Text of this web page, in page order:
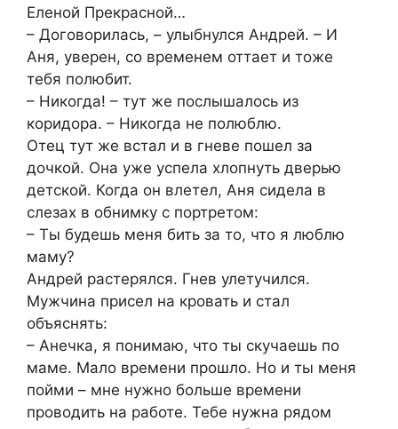
Еленой Прекрасной…
– Договорилась, – улыбнулся Андрей. – И
Аня, уверен, со временем оттает и тоже
тебя полюбит.
– Никогда! – тут же послышалось из
коридора. – Никогда не полюблю.
Отец тут же встал и в гневе пошел за
дочкой. Она уже успела хлопнуть дверью
детской. Когда он влетел, Аня сидела в
слезах в обнимку с портретом:
– Ты будешь меня бить за то, что я люблю
маму?
Андрей растерялся. Гнев улетучился.
Мужчина присел на кровать и стал
объяснять:
– Анечка, я понимаю, что ты скучаешь по
маме. Мало времени прошло. Но и ты меня
пойми – мне нужно больше времени
проводить на работе. Тебе нужна рядом